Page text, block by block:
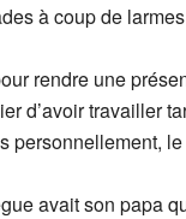
à coup de
rendre une
d’avoir travailler
personnellement,
avait son papa